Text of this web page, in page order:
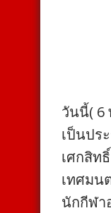
วันนี้( 6
เป็นปร
เศกสิท
เทศมน
นักกีฬา